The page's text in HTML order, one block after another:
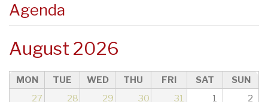
09
10
11
Agenda
August 2026
MON TUE WED THU FRI SAT
SUN
27
28 29 30 31 1 2